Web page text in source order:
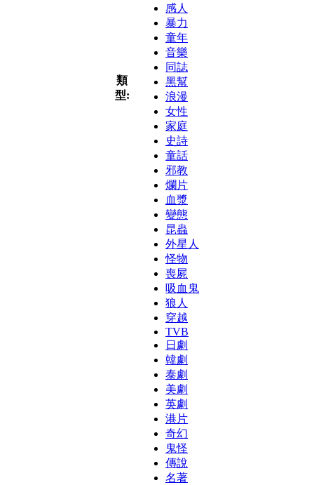
類
型:
感人
暴力
童年
音樂
同誌
黑幫
浪漫
女性
家庭
史詩
童話
邪教
爛片
血漿
變態
昆蟲
外星人
怪物
喪屍
吸血鬼
狼人
穿越
TVB
日劇
韓劇
泰劇
美劇
英劇
港片
奇幻
鬼怪
傳說
名著